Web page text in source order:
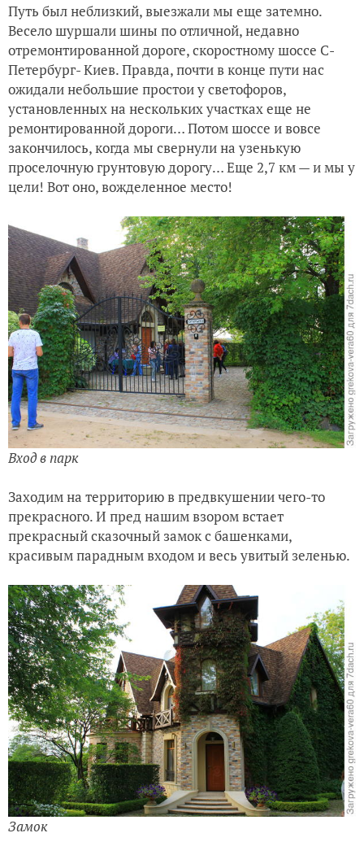
Путь был неблизкий, выезжали мы еще затемно.
Весело шуршали шины по отличной, недавно
отремонтированной дороге, скоростному шоссе С-
Петербург- Киев. Правда, почти в конце пути нас
ожидали небольшие простои у светофоров,
установленных на нескольких участках еще не
ремонтированной дороги… Потом шоссе и вовсе
закончилось, когда мы свернули на узенькую
проселочную грунтовую дорогу… Еще 2,7 км — и мы у
цели! Вот оно, вожделенное место!
Вход в парк
Заходим на территорию в предвкушении чего-то
прекрасного. И пред нашим взором встает
прекрасный сказочный замок с башенками,
красивым парадным входом и весь увитый зеленью.
Замок